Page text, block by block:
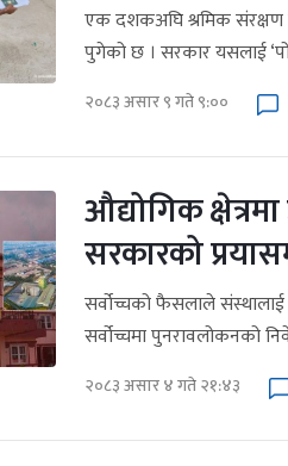
एक दशकअघि श्रमिक संरक्षण
पुगेको छ । सरकार यसलाई
२०८३ असार ९ गते ९:००
औद्योगिक
सरकारको
सर्वोच्चको फैसलाले
सर्वोच्चमा पुनरावलोकनको
२०८३ असार ४ गते २१:४३